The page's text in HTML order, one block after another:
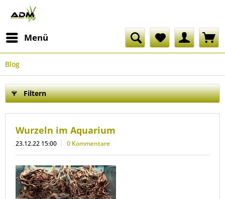
Menü
Blog
Filtern
Wurzeln im Aquarium
23.12.22 15:00 0 Kommentare